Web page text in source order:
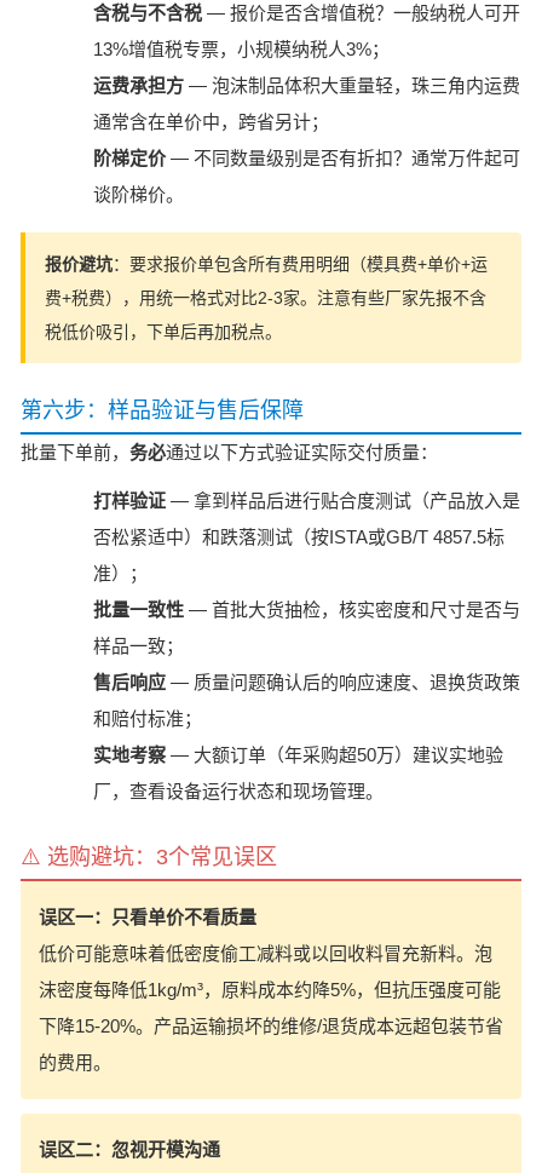
含税与不含税 — 报价是否含增值税？一般纳税人可开
13%增值税专票，小规模纳税人3%；
运费承担方 — 泡沫制品体积大重量轻，珠三角内运费
通常含在单价中，跨省另计；
阶梯定价— 不同数量级别是否有折扣？通常万件起可
谈阶梯价。
报价避坑：要求报价单包含所有费用明细（模具费+单价+运
费+税费），用统一格式对比2-3家。注意有些厂家先报不含
税低价吸引，下单后再加税点。
第六步：样品验证与售后保障
批量下单前， 务必通过以下方式验证实际交付质量：
打样验证 — 拿到样品后进行贴合度测试（产品放入是
否松紧适中）和跌落测试（按ISTA或GB/T 4857.5标
准）；
批量一致性 — 首批大货抽检，核实密度和尺寸是否与
样品一致；
售后响应 — 质量问题确认后的响应速度、退换货政策
和赔付标准；
实地考察— 大额订单（年采购超50万）建议实地验
厂，查看设备运行状态和现场管理。
⚠️ 选购避坑：3个常见误区
误区一：只看单价不看质量
低价可能意味着低密度偷工减料或以回收料冒充新料。泡
沫密度每降低1kg/m³，原料成本约降5%，但抗压强度可能
下降15-20%。产品运输损坏的维修/退货成本远超包装节省
的费用。
误区二：忽视开模沟通